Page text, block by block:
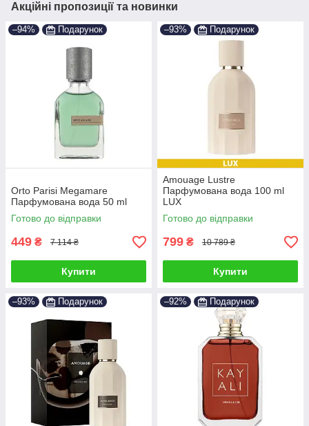
Акційні пропозиції та новинки
–94% Подарунок
Orto Parisi Megamare
Парфумована вода 50 ml
Готово до відправки
449 ₴ 7 114 ₴
Купити
–93% Подарунок
Amouage Lustre
Парфумована вода 100 ml
LUX
Готово до відправки
799 ₴ 10 789 ₴
Купити
–93% Подарунок –92% Подарунок